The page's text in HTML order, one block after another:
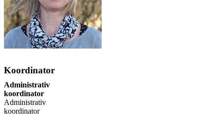
Koordinator
Administrativ
koordinator
Administrativ
koordinator